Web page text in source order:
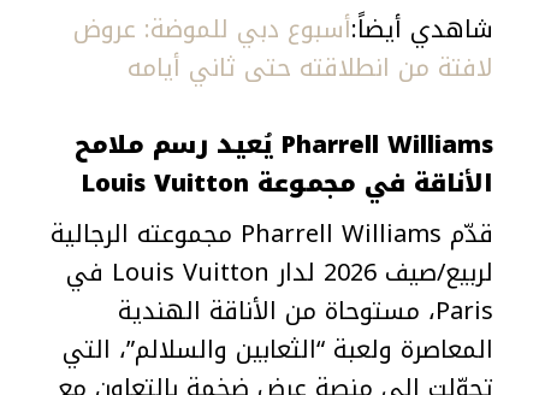
شاهدي أيضاً:أسبوع دبي للموضة: عروض
لافتة من انطلاقته حتى ثاني أيامه
Pharrell Williams يُعيد رسم ملامح
الأناقة في مجموعة Louis Vuitton
قدّم Pharrell Williams مجموعته الرجالية
لربيع/صيف 2026 لدار Louis Vuitton في
Paris، مستوحاة من الأناقة الهندية
المعاصرة ولعبة “الثعابين والسلالم”، التي